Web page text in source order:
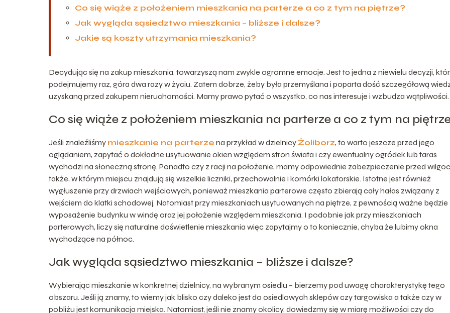
Co się wiąże z położeniem mieszkania na parterze a co z tym na piętrze?
Jak wygląda sąsiedztwo mieszkania – bliższe i dalsze?
Jakie są koszty utrzymania mieszkania?
Decydując się na zakup mieszkania, towarzyszą nam zwykle ogromne emocje. Jest to jedna z niewielu decyzji,
podejmujemy raz, góra dwa razy w życiu. Zatem dobrze, żeby była przemyślana i poparta dość szczegółową
uzyskaną przed zakupem nieruchomości. Mamy prawo pytać o wszystko, co nas interesuje i wzbudza wątpliwości.
Co się wiąże z położeniem mieszkania na parterze a co z tym na
Jeśli znaleźliśmy mieszkanie na parterze na przykład w dzielnicy Żoliborz, to warto jeszcze przed jego
oglądaniem, zapytać o dokładne usytuowanie okien względem stron świata i czy ewentualny ogródek lub taras
wychodzi na słoneczną stronę. Ponadto czy z racji na położenie, mamy odpowiednie zabezpieczenie przed
także, w którym miejscu znajdują się wszelkie liczniki, przechowalnie i komórki lokatorskie. Istotne jest również
wygłuszenie przy drzwiach wejściowych, ponieważ mieszkania parterowe często zbierają cały hałas związany z
wejściem do klatki schodowej. Natomiast przy mieszkaniach usytuowanych na piętrze, z pewnością ważne będzie
wyposażenie budynku w windę oraz jej położenie względem mieszkania. I podobnie jak przy mieszkaniach
parterowych, liczy się naturalne doświetlenie mieszkania więc zapytajmy o to koniecznie, chyba że lubimy okna
wychodzące na północ.
Jak wygląda sąsiedztwo mieszkania – bliższe i dalsze?
Wybierając mieszkanie w konkretnej dzielnicy, na wybranym osiedlu – bierzemy pod uwagę charakterystykę tego
obszaru. Jeśli ją znamy, to wiemy jak blisko czy daleko jest do osiedlowych sklepów czy targowiska a także czy w
pobliżu jest komunikacja miejska. Natomiast, jeśli nie znamy okolicy, dowiedzmy się w miarę możliwości czy do